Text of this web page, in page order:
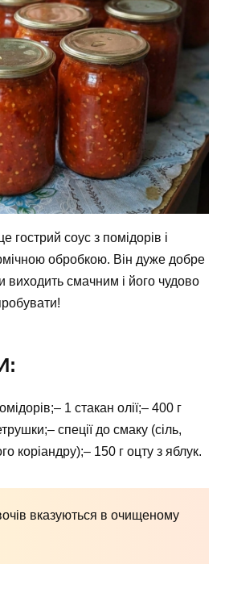
гострий соус з помідорів і
обробкою. Він дуже добре
виходить смачним і його чудово
1 стакан олії;– 400 г
спеції до смаку (сіль,
коріандру);– 150 г оцту з яблук.
вказуються в очищеному